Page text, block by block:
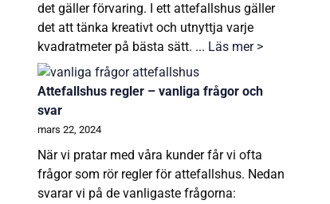
det gäller förvaring. I ett attefallshus gäller
det att tänka kreativt och utnyttja varje
kvadratmeter på bästa sätt. ... Läs mer >
Attefallshus regler – vanliga frågor och
svar
mars 22, 2024
När vi pratar med våra kunder får vi ofta
frågor som rör regler för attefallshus. Nedan
svarar vi på de vanligaste frågorna: